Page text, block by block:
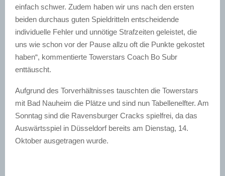
einfach schwer. Zudem haben wir uns nach den ersten
beiden durchaus guten Spieldritteln entscheidende
individuelle Fehler und unnötige Strafzeiten geleistet, die
uns wie schon vor der Pause allzu oft die Punkte gekostet
haben“, kommentierte Towerstars Coach Bo Subr
enttäuscht.
Aufgrund des Torverhältnisses tauschten die Towerstars
mit Bad Nauheim die Plätze und sind nun Tabellenelfter. Am
Sonntag sind die Ravensburger Cracks spielfrei, da das
Auswärtsspiel in Düsseldorf bereits am Dienstag, 14.
Oktober ausgetragen wurde.